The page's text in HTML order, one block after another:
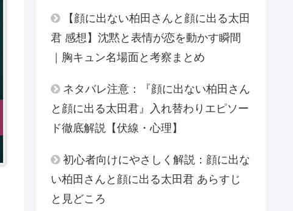
【顔に出ない柏田さんと顔に出る太田
君 感想】沈黙と表情が恋を動かす瞬間
｜胸キュン名場面と考察まとめ
ネタバレ注意：『顔に出ない柏田さん
と顔に出る太田君』入れ替わりエピソー
ド徹底解説【伏線・心理】
初心者向けにやさしく解説：顔に出な
い柏田さんと顔に出る太田君 あらすじ
と見どころ